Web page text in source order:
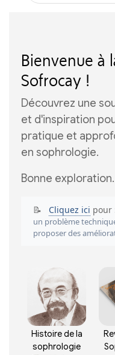
Histoire de la
sophrologie
Bienvenue à
Sofrocay !
Découvrez une
et d'inspiration
pratique et
en sophrologie.
Bonne exploration.
📝 Cliquez ici pour
un problème
proposer des